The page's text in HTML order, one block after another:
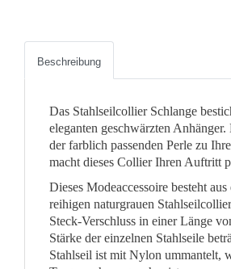
Beschreibung
Das Stahlseilcollier Schlange
eleganten geschwärzten
der farblich passenden Perle zu
macht dieses Collier Ihren Auftritt
Dieses Modeaccessoire besteht
reihigen naturgrauen
Steck-Verschluss in einer Länge
Stärke der einzelnen Stahlseile
Stahlseil ist mit Nylon ummantelt,